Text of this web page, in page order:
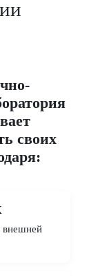
своих
внешней